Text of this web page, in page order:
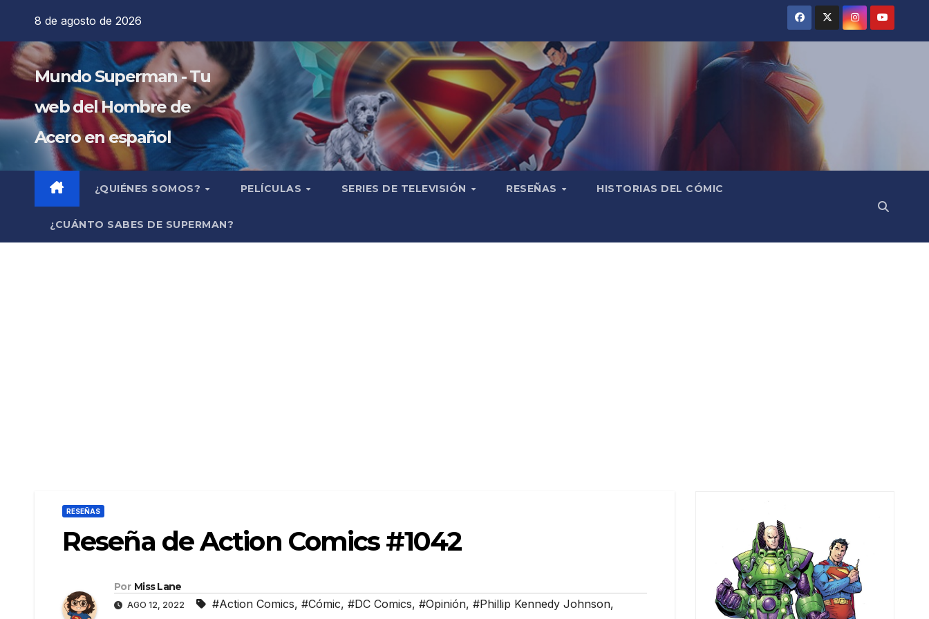
contenido
8 de agosto de 2026
Mundo Superman - Tu
web del Hombre de
Acero en español
¿QUIÉNES SOMOS? PELÍCULAS SERIES DE TELEVISIÓN RESEÑAS HISTORIAS DEL CÓMIC
¿CUÁNTO SABES DE SUPERMAN?
RESEÑAS
Reseña de Action Comics #1042
Por Miss Lane
AGO 12, 2022 #Action Comics, #Cómic, #DC Comics, #Opinión, #Phillip Kennedy Johnson,